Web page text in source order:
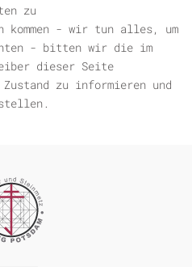
zu
kommen - wir tun alles, um
- bitten wir die im
dieser Seite
zu informieren und